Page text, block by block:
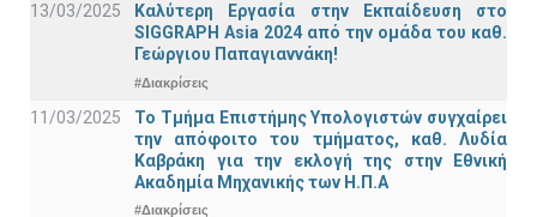
13/03/2025
Καλύτερη Εργασία στην Εκπαίδευση στο
SIGGRAPH Asia 2024 από την ομάδα του καθ.
Γεώργιου Παπαγιαννάκη!
#Διακρίσεις
11/03/2025
Το Τμήμα Επιστήμης Υπολογιστών συγχαίρει
την απόφοιτο του τμήματος, καθ. Λυδία
Καβράκη για την εκλογή της στην Εθνική
Ακαδημία Μηχανικής των Η.Π.Α
#Διακρίσεις